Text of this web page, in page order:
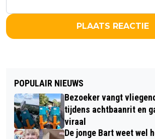
PLAATS REACTIE
POPULAIR NIEUWS
Bezoeker vangt
tijdens achtbaanrit en
viraal
De jonge Bart weet wel